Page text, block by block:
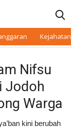
Kejahatan
Nifsu
Jodoh
Warga
kini berubah